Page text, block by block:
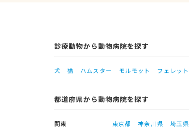
診療動物から動物病院を探す
犬 猫 ハムスター モルモット フェレット
都道府県から動物病院を探す
関東 東京都 神奈川県 埼玉県